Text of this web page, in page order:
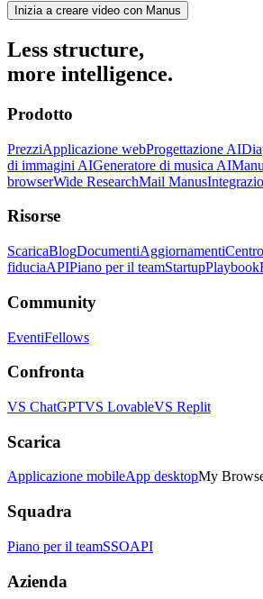
Inizia a creare video con Manus
Less structure,
more intelligence.
Prodotto
PrezziApplicazione webProgettazione AI
di immagini AIGeneratore di musica AI
browserWide ResearchMail Manus
Risorse
ScaricaBlogDocumentiAggiornamenti
fiduciaAPIPiano per il teamStartupPlaybook
Community
EventiFellows
Confronta
VS ChatGPTVS LovableVS Replit
Scarica
Applicazione mobileApp desktopMy
Squadra
Piano per il teamSSOAPI
Azienda